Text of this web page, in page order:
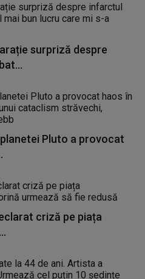
surpriză despre
Pluto a provocat
criză pe piața